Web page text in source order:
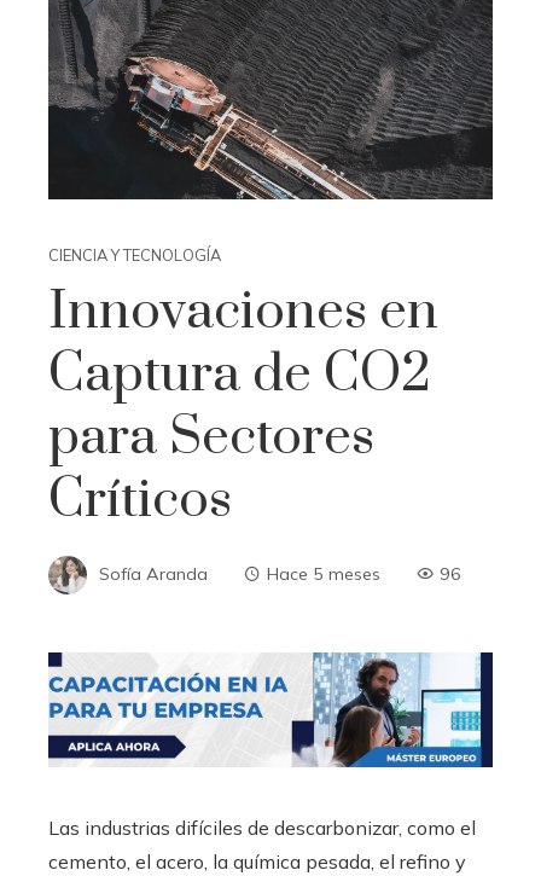
CIENCIA Y TECNOLOGÍA
Innovaciones en
Captura de CO2
para Sectores
Críticos
Sofía Aranda Hace 5 meses 96
Las industrias difíciles de descarbonizar, como el
cemento, el acero, la química pesada, el refino y